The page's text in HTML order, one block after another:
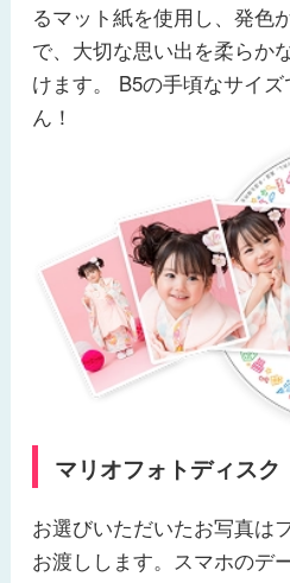
るマット紙を使用し、発色
で、大切な思い出を柔らか
けます。 B5の手頃なサイ
ん！
マリオフォトディスク
お選びいただいたお写真は
お渡しします。スマホのデ